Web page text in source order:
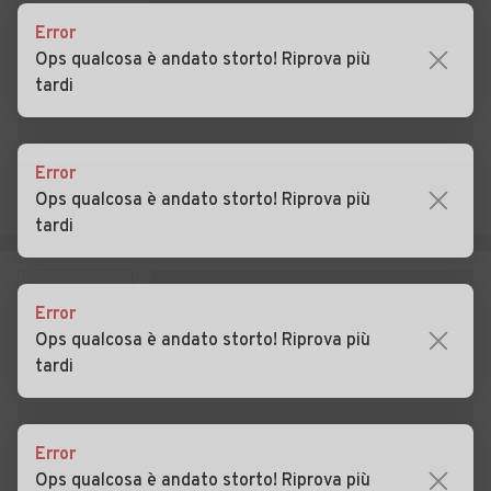
Auto usate Confienza
Auto usate Corana
Auto usate Corteolona e
Auto usate Corvino San
Quirico
Auto usate Costa de' Nobili
Auto usate Cozzo Auto usate Cura Carpignano
Auto usate Dorno
Auto usate Ferrera
Erbognone
Auto usate Filighera Auto usate Fortunago
Auto usate Frascarolo
Auto usate Garlasco
Error
Ops qualcosa è andato storto! Riprova più
tardi
Error
Ops qualcosa è andato storto! Riprova più
tardi
Error
Ops qualcosa è andato storto! Riprova più
tardi
Error
Ops qualcosa è andato storto! Riprova più